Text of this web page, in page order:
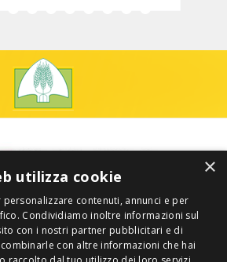
×
utilizza cookie
contenuti, annunci e per
Condividiamo inoltre informazioni sul
con i nostri partner pubblicitari e di
con altre informazioni che hai